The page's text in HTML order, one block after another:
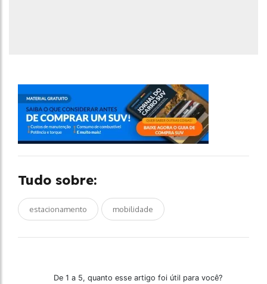
Tudo sobre:
estacionamento mobilidade
De 1 a 5, quanto esse artigo foi útil para você?